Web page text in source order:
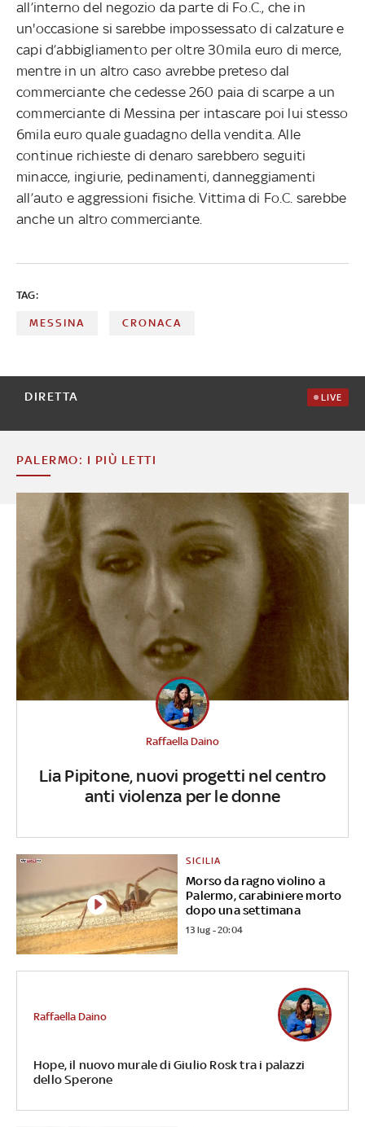
all’interno del negozio da parte di Fo.C., che in
un'occasione si sarebbe impossessato di calzature e
capi d’abbigliamento per oltre 30mila euro di merce,
mentre in un altro caso avrebbe preteso dal
commerciante che cedesse 260 paia di scarpe a un
commerciante di Messina per intascare poi lui stesso
6mila euro quale guadagno della vendita. Alle
continue richieste di denaro sarebbero seguiti
minacce, ingiurie, pedinamenti, danneggiamenti
all’auto e aggressioni fisiche. Vittima di Fo.C. sarebbe
anche un altro commerciante.
TAG:
MESSINA CRONACA
DIRETTA LIVE
PALERMO: I PIÙ LETTI
Lia Pipitone, nuovi progetti nel centro
anti violenza per le donne
Raffaella Daino
Morso da ragno violino a
Palermo, carabiniere morto
dopo una settimana
SICILIA
13 lug - 20:04
Hope, il nuovo murale di Giulio Rosk tra i palazzi
dello Sperone
Raffaella Daino